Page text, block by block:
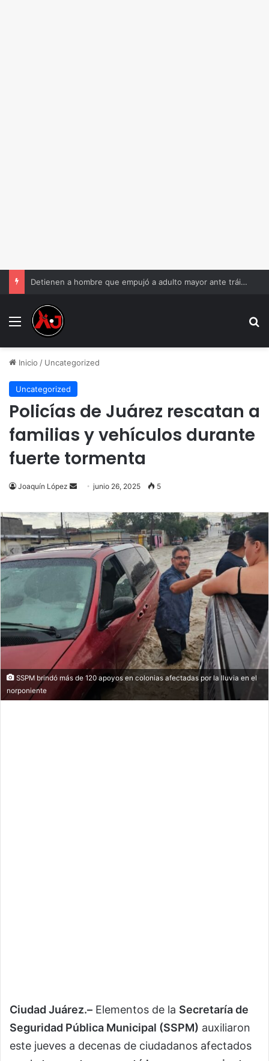
Detienen a hombre que empujó a adulto mayor ante tráiler
Menu
Inicio / Uncategorized
Uncategorized
Policías de Juárez rescatan a
familias y vehículos durante
fuerte tormenta
Joaquín López
Send
email
junio 26, 2025 5
SSPM brindó más de 120 apoyos en colonias afectadas por la lluvia en el
norponiente
Ciudad Juárez.– Elementos de la Secretaría de
Seguridad Pública Municipal (SSPM) auxiliaron
este jueves a decenas de ciudadanos afectados